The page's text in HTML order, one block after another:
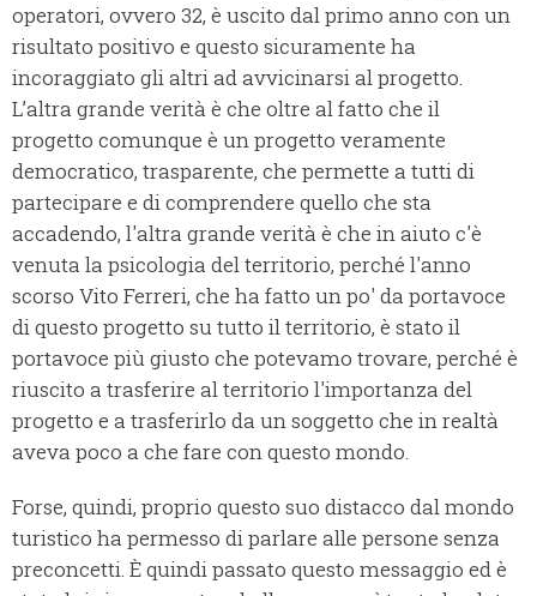
operatori, ovvero 32, è uscito dal primo anno con un
risultato positivo e questo sicuramente ha
incoraggiato gli altri ad avvicinarsi al progetto.
L’altra grande verità è che oltre al fatto che il
progetto comunque è un progetto veramente
democratico, trasparente, che permette a tutti di
partecipare e di comprendere quello che sta
accadendo, l'altra grande verità è che in aiuto c'è
venuta la psicologia del territorio, perché l'anno
scorso Vito Ferreri, che ha fatto un po' da portavoce
di questo progetto su tutto il territorio, è stato il
portavoce più giusto che potevamo trovare, perché è
riuscito a trasferire al territorio l'importanza del
progetto e a trasferirlo da un soggetto che in realtà
aveva poco a che fare con questo mondo.
Forse, quindi, proprio questo suo distacco dal mondo
turistico ha permesso di parlare alle persone senza
preconcetti. È quindi passato questo messaggio ed è